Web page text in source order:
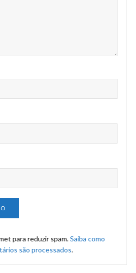
para reduzir spam.Saiba como
são processados.